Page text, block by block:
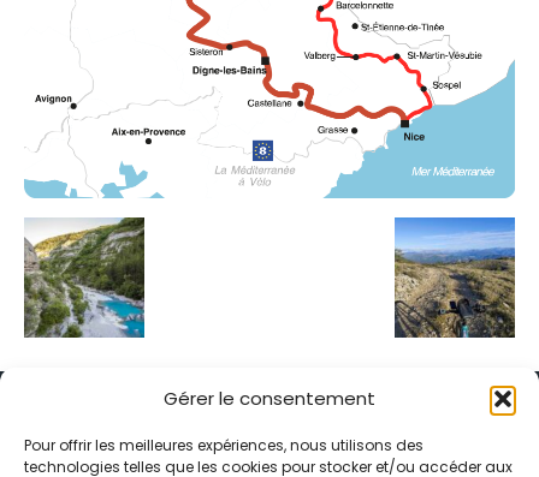
Gérer le consentement
Pour offrir les meilleures expériences, nous utilisons des
technologies telles que les cookies pour stocker et/ou accéder aux